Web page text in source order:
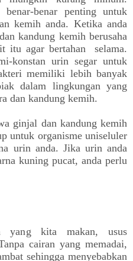
benar penting untuk
kemih anda. Ketika anda
kandung kemih berusaha
itu agar bertahan selama.
konstan urin segar untuk
memiliki lebih banyak
dalam lingkungan yang
dan kandung kemih.
ginjal dan kandung kemih
untuk organisme uniseluler
urin anda. Jika urin anda
kuning pucat, anda perlu
yang kita makan, usus
cairan yang memadai,
sehingga menyebabkan